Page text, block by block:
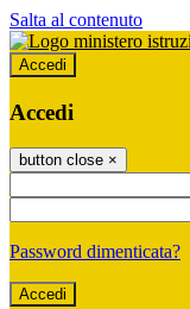
Salta al contenuto
Accedi
Accedi
button close ×
Password dimenticata?